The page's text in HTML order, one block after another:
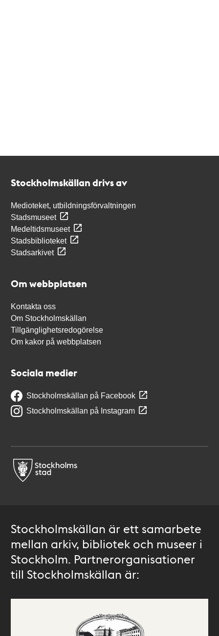
Stockholmskällan drivs av
Medioteket, utbildningsförvaltningen
Stadsmuseet
Medeltidsmuseet
Stadsbiblioteket
Stadsarkivet
Om webbplatsen
Kontakta oss
Om Stockholmskällan
Tillgänglighetsredogörelse
Om kakor på webbplatsen
Sociala medier
Stockholmskällan på Facebook
Stockholmskällan på Instagram
Stockholmskällan är ett samarbete
mellan arkiv, bibliotek och museer i
Stockholm. Partnerorganisationer
till Stockholmskällan är: